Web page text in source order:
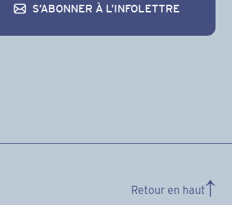
S’ABONNER À L’INFOLETTRE
S’abonner à l’infolettre
Retour en haut